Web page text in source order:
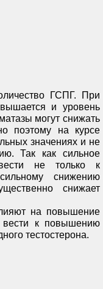
ГСПГ. При
и уровень
могут снижать
поэтому на курсе
значениях и не
Так как сильное
не только к
снижению
снижает
на повышение
к повышению
тестостерона.